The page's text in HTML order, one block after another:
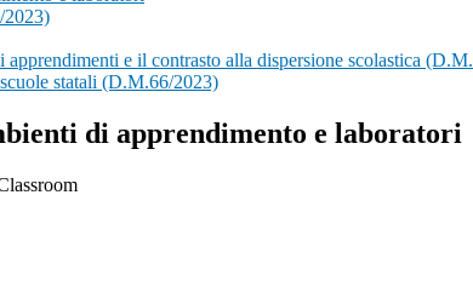
2023)
e il contrasto alla dispersione scolastica
statali (D.M.66/2023)
di apprendimento e laboratori